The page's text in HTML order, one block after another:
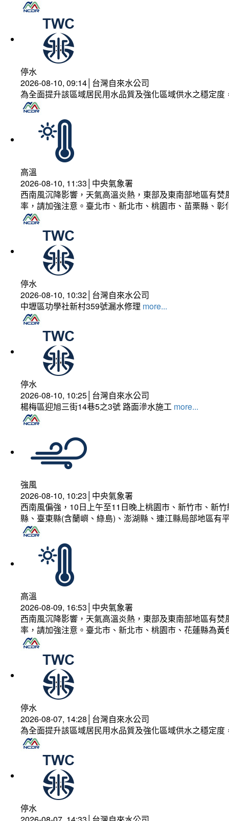
停水
2026-08-10, 09:14│台灣自來水公司
為全面提升該區域居民用水品質及強化區域供水之穩定
高溫
2026-08-10, 11:33│中央氣象署
西南風沉降影響，天氣高溫炎熱，東部及東南部地區有
率，請加強注意。臺北市、新北市、桃園市、苗栗縣、
停水
2026-08-10, 10:32│台灣自來水公司
中壢區功學社新村359號漏水修理 more...
停水
2026-08-10, 10:25│台灣自來水公司
楊梅區迎旭三街14巷5之3號 路面滲水施工 more...
強風
2026-08-10, 10:23│中央氣象署
西南風偏強，10日上午至11日晚上桃園市、新竹市、新
縣、臺東縣(含蘭嶼、綠島)、澎湖縣、連江縣局部地區
高溫
2026-08-09, 16:53│中央氣象署
西南風沉降影響，天氣高溫炎熱，東部及東南部地區有
率，請加強注意。臺北市、新北市、桃園市、花蓮縣為
停水
2026-08-07, 14:28│台灣自來水公司
為全面提升該區域居民用水品質及強化區域供水之穩定
停水